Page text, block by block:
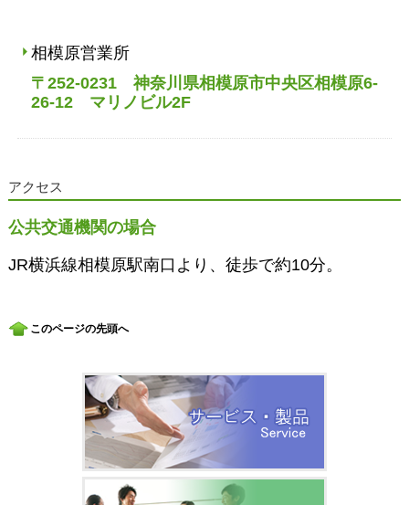
相模原営業所
〒252-0231 神奈川県相模原市中央区相模原6-
26-12 マリノビル2F
アクセス
公共交通機関の場合
JR横浜線相模原駅南口より、徒歩で約10分。
このページの先頭へ